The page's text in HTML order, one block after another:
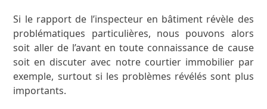
Si le rapport de l’inspecteur en bâtiment révèle des
problématiques particulières, nous pouvons alors
soit aller de l’avant en toute connaissance de cause
soit en discuter avec notre courtier immobilier par
exemple, surtout si les problèmes révélés sont plus
importants.